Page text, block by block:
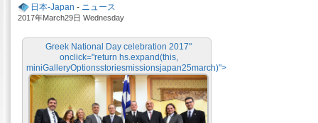
日本-Japan - ニュース
2017年March29日 Wednesday
Greek National Day celebration 2017"
onclick="return hs.expand(this,
miniGalleryOptionsstoriesmissionsjapan25march)">